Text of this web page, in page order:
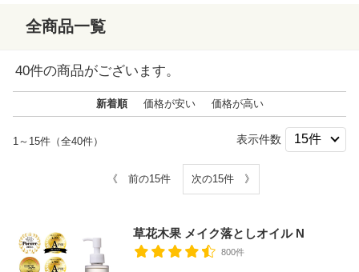
全商品一覧
40件の商品がございます。
新着順 価格が安い 価格が高い
1～15件（全40件） 表示件数
《 前の15件 次の15件 》
草花木果 メイク落としオイル N
800件